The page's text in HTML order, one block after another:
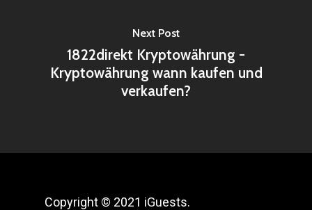
Next Post
1822direkt Kryptowährung -
Kryptowährung wann kaufen und
verkaufen?
Copyright © 2021 iGuests.